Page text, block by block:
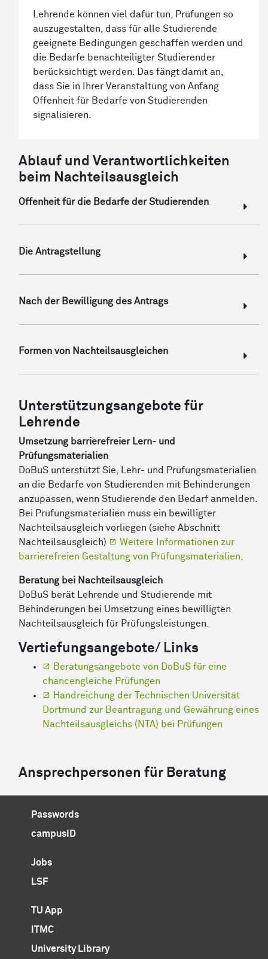
Lehrende können viel dafür tun, Prüfungen so
auszugestalten, dass für alle Studierende
geeignete Bedingungen geschaffen werden und
die Bedarfe benachteiligter Studierender
berücksichtigt werden. Das fängt damit an,
dass Sie in Ihrer Veranstaltung von Anfang
Offenheit für Bedarfe von Studierenden
signalisieren.
Ablauf und Verantwortlichkeiten
beim Nachteilsausgleich
Offenheit für die Bedarfe der Studierenden
Die Antragstellung
Nach der Bewilligung des Antrags
Formen von Nachteilsausgleichen
Unterstützungsangebote für
Lehrende
Umsetzung barrierefreier Lern- und
Prüfungsmaterialien
DoBuS unterstützt Sie, Lehr- und Prüfungsmaterialien
an die Bedarfe von Studierenden mit Behinderungen
anzupassen, wenn Studierende den Bedarf anmelden.
Bei Prüfungsmaterialien muss ein bewilligter
Nachteilsausgleich vorliegen (siehe Abschnitt
Nachteilsausgleich)
Weitere Informationen zur
barrierefreien Gestaltung von Prüfungsmaterialien
Beratung bei Nachteilsausgleich
DoBuS berät Lehrende und Studierende mit
Behinderungen bei Umsetzung eines bewilligten
Nachteilsausgleich für Prüfungsleistungen.
Vertiefungsangebote/ Links
Beratungsangebote von DoBuS für eine
chancengleiche Prüfungen
Handreichung der Technischen Universität
Dortmund zur Beantragung und Gewährung eines
Nachteilsausgleichs (NTA) bei Prüfungen
Ansprechpersonen für Beratung
Passwords
campusID
Jobs
LSF
TU App
ITMC
University Library